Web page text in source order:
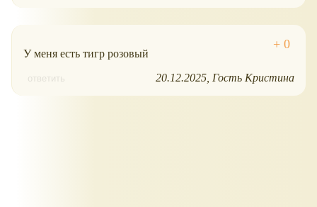
У меня есть тигр розовый
ответить 20.12.2025 Гость Кристина